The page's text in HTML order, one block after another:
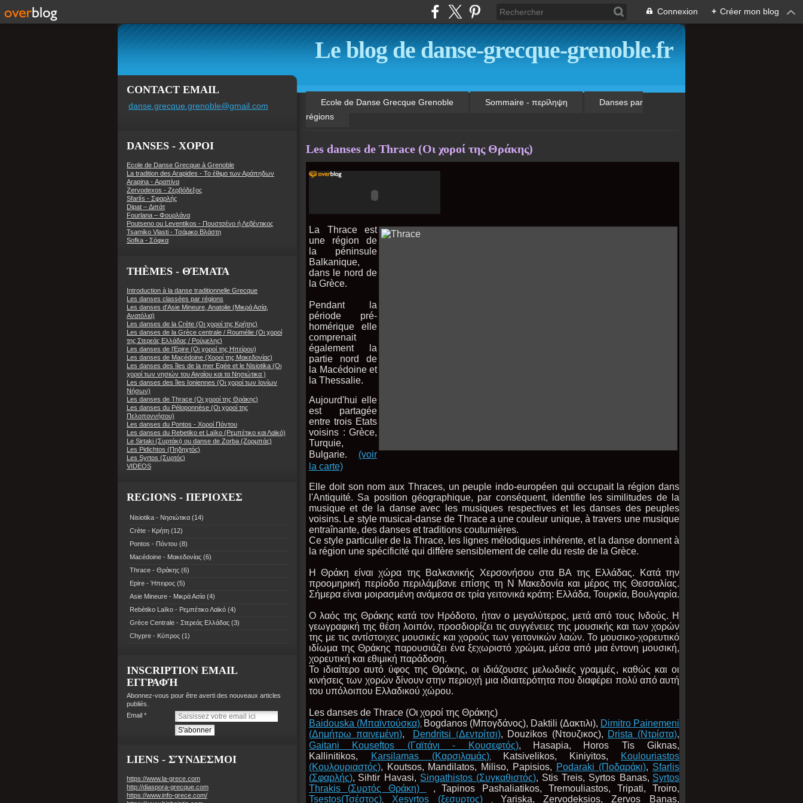
Connexion + Créer mon blog
Le blog de danse-grecque-grenoble.fr
CONTACT EMAIL
danse.grecque.grenoble@gmail.com
DANSES - ΧΟΡΟΙ
Ecole de Danse Grecque à Grenoble
La tradition des Arapides - Το έθιμο των Αράπηδων
Arapina - Αραπίνα
Zervodexos - Ζερβόδεξος
Sfarlís - Σφαρλής
Dipat – Διπάτ
Fourlana – Φουρλάνα
Poutseno ou Leventikos - Πουστσένο ή Λεβέντικος
Tsamiko Vlasti - Τσάμικο Βλάστη
Sofka - Σόφκα
THÈMES - ΘΈΜΑΤΑ
Introduction à la danse traditionnelle Grecque
Les danses classées par régions
Les danses d'Asie Mineure, Anatolie (Μικρά Ασία,
Ανατόλια)
Les danses de la Crète (Οι χοροί της Κρήτης)
Les danses de la Grèce centrale / Roumélie (Οι χοροί
της Στερεάς Ελλάδας / Ρούμελης)
Les danses de l’Epire (Οι χοροί της Ηπείρου)
Les danses de Macédoine (Χοροί της Μακεδονίας)
Les danses des îles de la mer Egée et le Nisiotika (Οι
χοροί των νησιών του Αιγαίου και τα Νησιώτικα )
Les danses des îles Ioniennes (Οι χοροί των Ιονίων
Νήσων)
Les danses de Thrace (Οι χοροί της Θράκης)
Les danses du Péloponnèse (Οι χοροί της
Πελοποννήσου)
Les danses du Pontos - Χοροί Πόντου
Les danses du Rebetiko et Laïko (Ρεμπέτικο και Λαϊκό)
Le Sirtaki (Συρτάκι) ou danse de Zorba (Ζορμπάς)
Les Pidichtos (Πηδηχτός)
Les Syrtos (Συρτός)
VIDEOS
REGIONS - ΠΕΡΙΟΧΕΣ
Nisiotika - Νησιώτικα (14)
Crète - Κρήτη (12)
Pontos - Πόντου (8)
Macédoine - Μακεδονίας (6)
Thrace - Θράκης (6)
Epire - Ήπειρος (5)
Asie Mineure - Μικρά Ασία (4)
Rebètiko Laïko - Ρεμπέτικο Λαϊκό (4)
Grèce Centrale - Στερεάς Ελλάδας (3)
Chypre - Κύπρος (1)
INSCRIPTION EMAIL
ΕΓΓΡΑΦΉ
Abonnez-vous pour être averti des nouveaux articles
publiés.
Email
LIENS - ΣΎΝΔΕΣΜΟΙ
https://www.la-grece.com
http://diaspora-grecque.com
https://www.info-grece.com/
Ecole de Danse Grecque Grenoble Sommaire - περίληψη
Danses par
régions
Les danses de Thrace (Οι χοροί της Θράκης)
La Thrace est
une région de
la péninsule
Balkanique,
dans le nord de
la Grèce.
Pendant la
période pré-
homérique
elle
comprenait
également la
partie nord de
la Macédoine et
la Thessalie.
Aujourd'hui elle
est partagée
entre trois Etats
voisins : Grèce,
Turquie,
Bulgarie.
(voir
la carte)
Elle doit son nom aux Thraces, un peuple indo-européen qui occupait la région dans
l'Antiquité. Sa position géographique, par conséquent, identifie les similitudes de la
musique et de la danse avec les musiques respectives et les danses des peuples
voisins. Le style musical-danse de Thrace a une couleur unique, à travers une musique
entraînante, des danses et traditions coutumières.
Ce style particulier de la Thrace, les lignes mélodiques inhérente, et la danse donnent à
la région une spécificité qui diffère sensiblement de celle du reste de la Grèce.
Η Θράκη είναι χώρα της Βαλκανικής Χερσονήσου στα ΒΑ της Ελλάδας. Κατά την
προομηρική περίοδο περιλάμβανε επίσης τη Ν Μακεδονία και μέρος της Θεσσαλίας.
Σήμερα είναι μοιρασμένη ανάμεσα σε τρία γειτονικά κράτη: Ελλάδα, Τουρκία, Βουλγαρία.
Ο λαός της Θράκης κατά τον Ηρόδοτο, ήταν ο μεγαλύτερος, μετά από τους Ινδούς. Η
γεωγραφική της θέση λοιπόν, προσδιορίζει τις συγγένειες της μουσικής και των χορών
της με τις αντίστοιχες μουσικές και χορούς των γειτονικών λαών. Το μουσικο-χορευτικό
ιδίωμα της Θράκης παρουσιάζει ένα ξεχωριστό χρώμα, μέσα από μια έντονη μουσική,
χορευτική και εθιμική παράδοση.
Το ιδιαίτερο αυτό ύφος της Θράκης, οι ιδιάζουσες μελωδικές γραμμές, καθώς και οι
κινήσεις των χορών δίνουν στην περιοχή μια ιδιαιτερότητα που διαφέρει πολύ από αυτή
του υπόλοιπου Ελλαδικού χώρου.
Les danses de Thrace (Οι χοροί της Θράκης)
Baidouska (Μπαϊντούσκα), Bogdanos (Μπογδάνος), Daktili (Δακτιλι), Dimitro Painemeni
(Δημήτρω παινεμένη), Dendritsi (Δεντρίτσι), Douzikos (Ντουζικος), Drista (Ντρίστα),
Gaitani Kouseftos (Γαϊτάνι - Κουσεφτός), Hasapia,
Horos Tis Giknas,
Kallinitikos,
Karsilamas (Καρσιλαμάς), Katsivelikos, Kiniyitos,
Koulouriastos
(Κουλουριαστός), Koutsos, Mandilatos, Miliso, Papisios, Podaraki (Ποδαράκι), Sfarlis
(Σφαρλής), Sihtir Havasi, Singathistos (Συγκαθιστός), Stis Treis, Syrtos Banas, Syrtos
Thrakis (Συρτός Θράκη) , Tapinos Pashaliatikos, Tremouliastos, Tripati,
Troiro,
Tsestos(Τσέστος), Xesyrtos (ξεσυρτος), Yariska, Zervodeksios, Zervos Banas,